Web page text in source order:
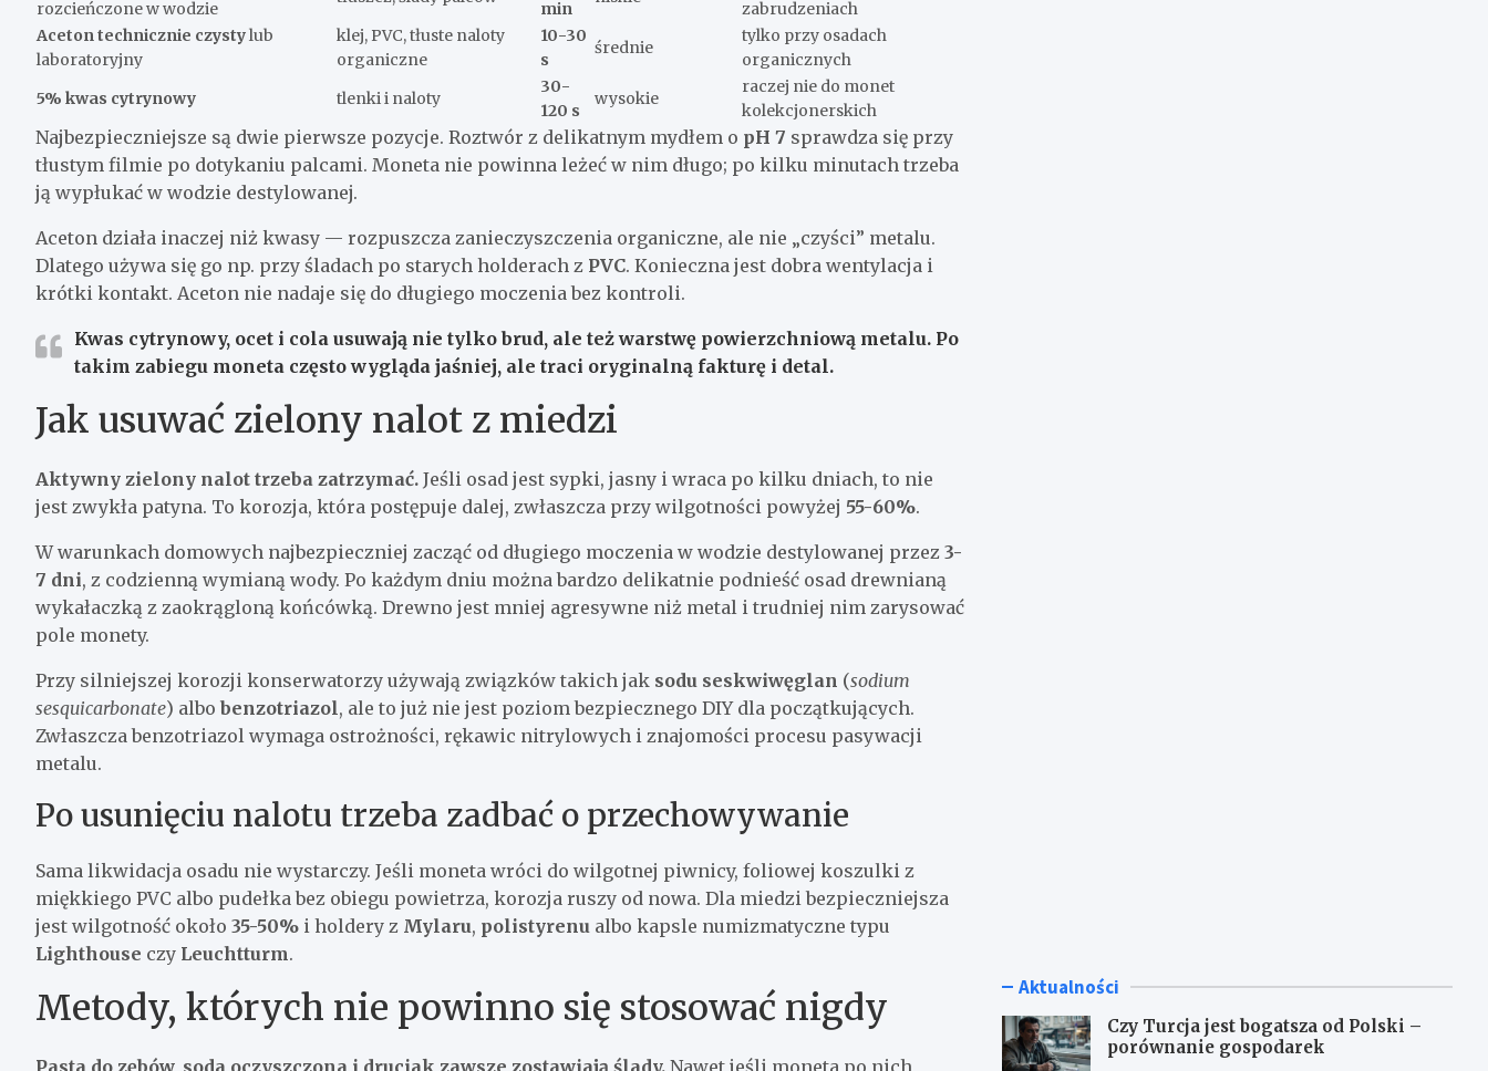
rozcieńczone w wodzie
min
zabrudzeniach
Aceton technicznie czystylub
laboratoryjny
klej, PVC, tłuste naloty
organiczne
10-30
s
średnie
tylko przy osadach
organicznych
5% kwas cytrynowy
tlenki i naloty
30-
120 s
wysokie
raczej nie do monet
kolekcjonerskich
Najbezpieczniejsze są dwie pierwsze pozycje. Roztwór z delikatnym mydłem o pH 7 sprawdza się przy
tłustym filmie po dotykaniu palcami. Moneta nie powinna leżeć w nim długo; po kilku minutach trzeba
ją wypłukać w wodzie destylowanej.
Aceton działa inaczej niż kwasy — rozpuszcza zanieczyszczenia organiczne, ale nie „czyści” metalu.
Dlatego używa się go np. przy śladach po starych holderach z PVC. Konieczna jest dobra wentylacja i
krótki kontakt. Aceton nie nadaje się do długiego moczenia bez kontroli.
Kwas cytrynowy, ocet i cola usuwają nie tylko brud, ale też warstwę powierzchniową metalu. Po
takim zabiegu moneta często wygląda jaśniej, ale traci oryginalną fakturę i detal.
Jak usuwać zielony nalot z miedzi
Aktywny zielony nalot trzeba zatrzymać. Jeśli osad jest sypki, jasny i wraca po kilku dniach, to nie
jest zwykła patyna. To korozja, która postępuje dalej, zwłaszcza przy wilgotności powyżej 55-60%.
W warunkach domowych najbezpieczniej zacząć od długiego moczenia w wodzie destylowanej przez 3-
7 dni, z codzienną wymianą wody. Po każdym dniu można bardzo delikatnie podnieść osad drewnianą
wykałaczką z zaokrągloną końcówką. Drewno jest mniej agresywne niż metal i trudniej nim zarysować
pole monety.
Przy silniejszej korozji konserwatorzy używają związków takich jak sodu seskwiwęglan (sodium
sesquicarbonate) albo benzotriazol, ale to już nie jest poziom bezpiecznego DIY dla początkujących.
Zwłaszcza benzotriazol wymaga ostrożności, rękawic nitrylowych i znajomości procesu pasywacji
metalu.
Po usunięciu nalotu trzeba zadbać o przechowywanie
Sama likwidacja osadu nie wystarczy. Jeśli moneta wróci do wilgotnej piwnicy, foliowej koszulki z
miękkiego PVC albo pudełka bez obiegu powietrza, korozja ruszy od nowa. Dla miedzi bezpieczniejsza
jest wilgotność około 35-50% i holdery z Mylaru, polistyrenu albo kapsle numizmatyczne typu
Lighthouse czy Leuchtturm.
Metody, których nie powinno się stosować nigdy
Pasta do zębów, soda oczyszczona i druciak zawsze zostawiają ślady. Nawet jeśli moneta po nich
Aktualności
Czy Turcja jest bogatsza od Polski –
porównanie gospodarek